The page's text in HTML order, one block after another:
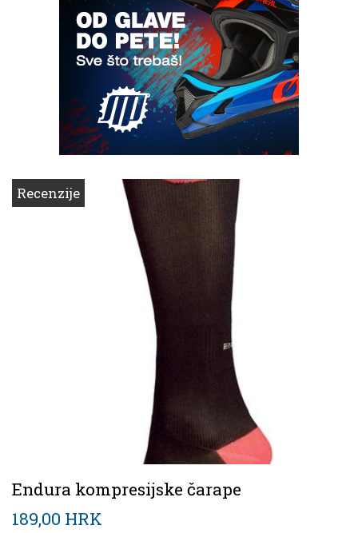
Recenzije
Endura kompresijske čarape
189,00 HRK